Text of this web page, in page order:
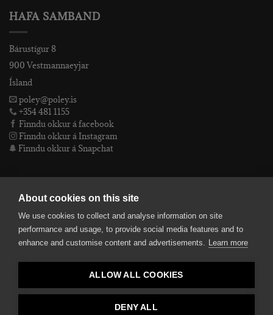
HAFA SAMBAND
Bárustígur 8
900 Vestmannaeyjar
Ísland
poley@poley.is
+354 481 1155
Finndu okkur á facebook
Finndu okkur á Instagram
Finndu okkur á Snapchat
Póley ehf
kt: 4905072480
smelltu hér fyrir Lógóið okkar í fullri upplausn
Bankaupplýsingar
reikningsnúmer: 582-26-5848
About cookies on this site
We use cookies to collect and analyse information on site
performance and usage, to provide social media features and to
enhance and customise content and advertisements. Learn more
ALLOW ALL COOKIES
DENY ALL